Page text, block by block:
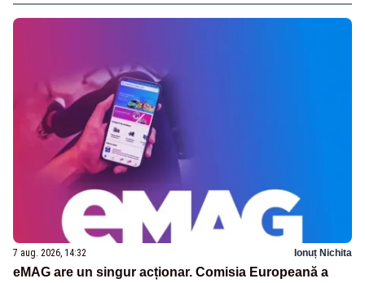
7 aug. 2026, 14:32 Ionuț Nichita
eMAG are un singur acționar. Comisia Europeană a